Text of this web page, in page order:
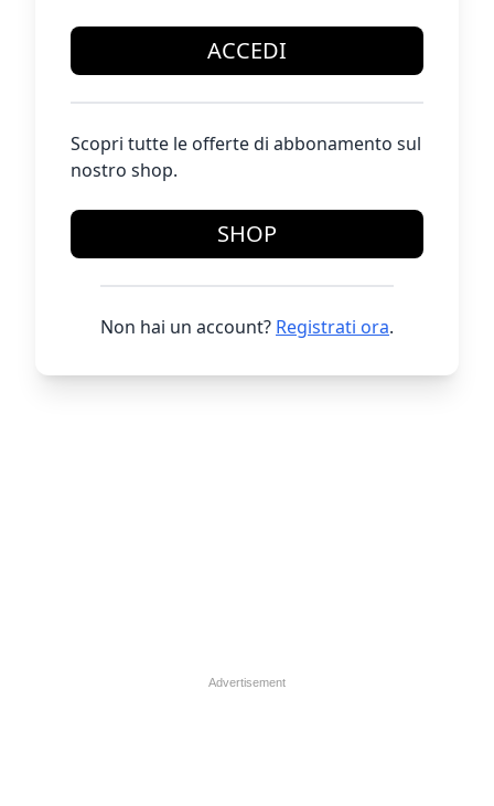
ACCEDI
Scopri tutte le offerte di abbonamento sul
nostro shop.
SHOP
Non hai un account? Registrati ora.